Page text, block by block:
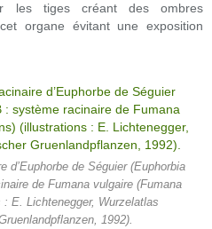
les tiges créant des ombres
organe évitant une exposition
d’Euphorbe de Séguier (Euphorbia
de Fumana vulgaire (Fumana
E. Lichtenegger, Wurzelatlas
1992).